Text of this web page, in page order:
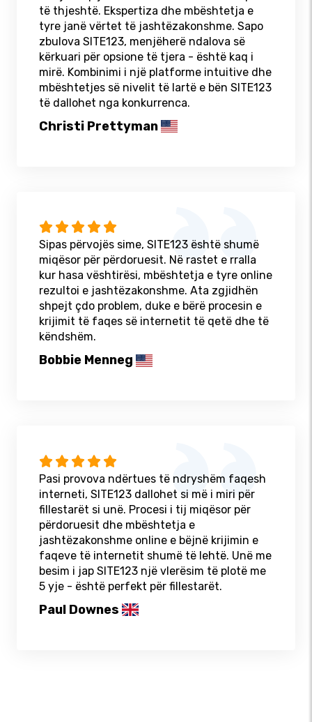
të thjeshtë. Ekspertiza dhe mbështetja e
tyre janë vërtet të jashtëzakonshme. Sapo
zbulova SITE123, menjëherë ndalova së
kërkuari për opsione të tjera - është kaq i
mirë. Kombinimi i një platforme intuitive dhe
mbështetjes së nivelit të lartë e bën SITE123
të dallohet nga konkurrenca.
Christi Prettyman
Sipas përvojës sime, SITE123 është shumë
miqësor për përdoruesit. Në rastet e rralla
kur hasa vështirësi, mbështetja e tyre online
rezultoi e jashtëzakonshme. Ata zgjidhën
shpejt çdo problem, duke e bërë procesin e
krijimit të faqes së internetit të qetë dhe të
këndshëm.
Bobbie Menneg
Pasi provova ndërtues të ndryshëm faqesh
interneti, SITE123 dallohet si më i miri për
fillestarët si unë. Procesi i tij miqësor për
përdoruesit dhe mbështetja e
jashtëzakonshme online e bëjnë krijimin e
faqeve të internetit shumë të lehtë. Unë me
besim i jap SITE123 një vlerësim të plotë me
5 yje - është perfekt për fillestarët.
Paul Downes